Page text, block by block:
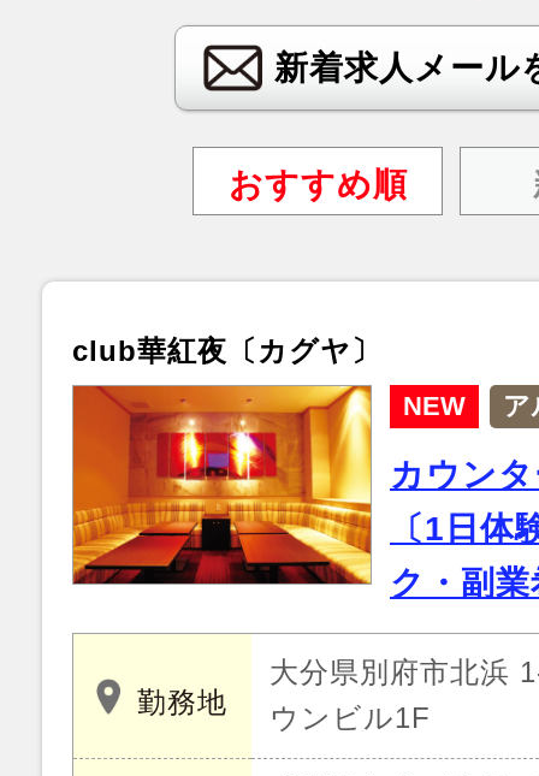
新着求人メール
おすすめ順
club華紅夜〔カグヤ〕
NEW ア
カウン
〔1日体
ク・副
勤務地
大分県別府市北浜
ウンビル1F